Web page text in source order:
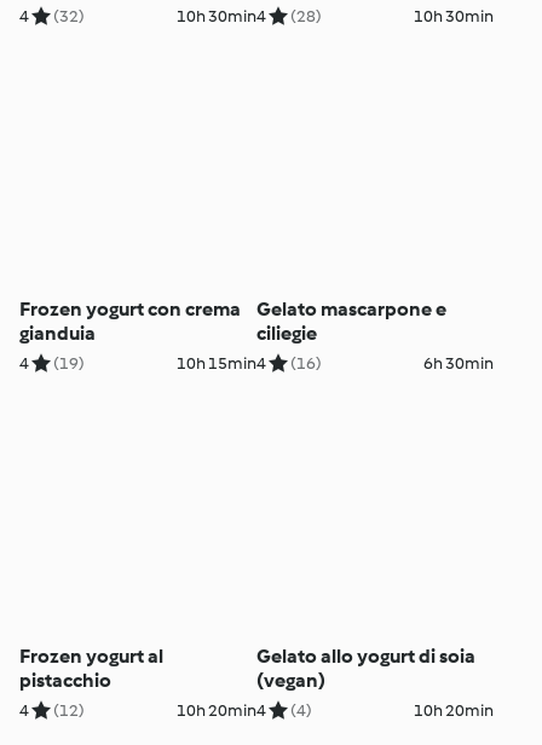
4 (32) 10h 30min4 (28) 10h 30min
Frozen yogurt con crema
gianduia
4 (19) 10h 15min
Gelato mascarpone e
ciliegie
4 (16) 6h 30min
Frozen yogurt al
pistacchio
4 (12) 10h 20min
Gelato allo yogurt di soia
(vegan)
4 (4) 10h 20min